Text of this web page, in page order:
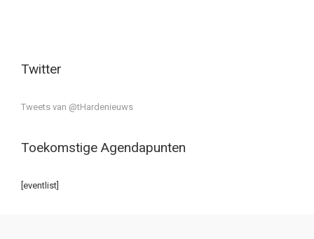
Twitter
Tweets van @tHardenieuws
Toekomstige Agendapunten
[eventlist]